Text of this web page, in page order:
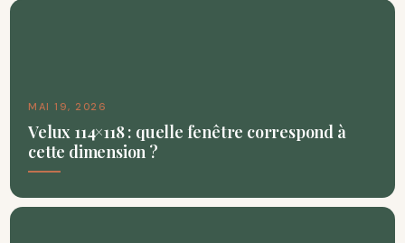
MAI 19, 2026
Velux 114×118 : quelle fenêtre correspond à
cette dimension ?